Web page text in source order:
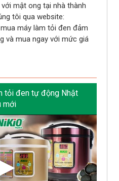
mật ong tại nhà thành
tôi qua website:
máy làm tỏi đen đảm
và mua ngay với mức giá
tỏi đen tự động Nhật
mới